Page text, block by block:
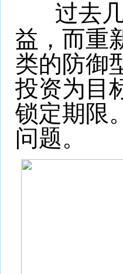
过去几
益，而重
类的防御
投资为目
锁定期限
问题。